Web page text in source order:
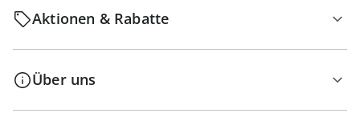
Aktionen & Rabatte
Über uns